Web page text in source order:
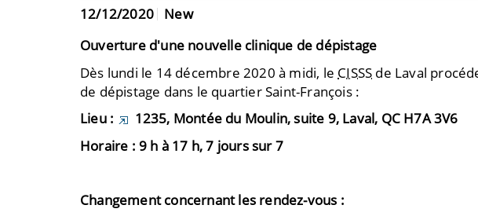
12/12/2020
New
Ouverture d'une nouvelle clinique de dépistage
Dès lundi le 14 décembre 2020 à midi, le CISSS de Laval
de dépistage dans le quartier Saint-François :
Lieu :
1235, Montée du Moulin, suite 9, Laval, QC H7A 3V6
Horaire : 9 h à 17 h, 7 jours sur 7
Changement concernant les rendez-vous :